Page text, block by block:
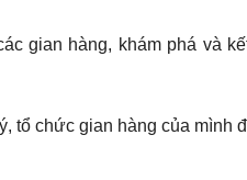
gian hàng, khám phá và
tổ chức gian hàng của mình